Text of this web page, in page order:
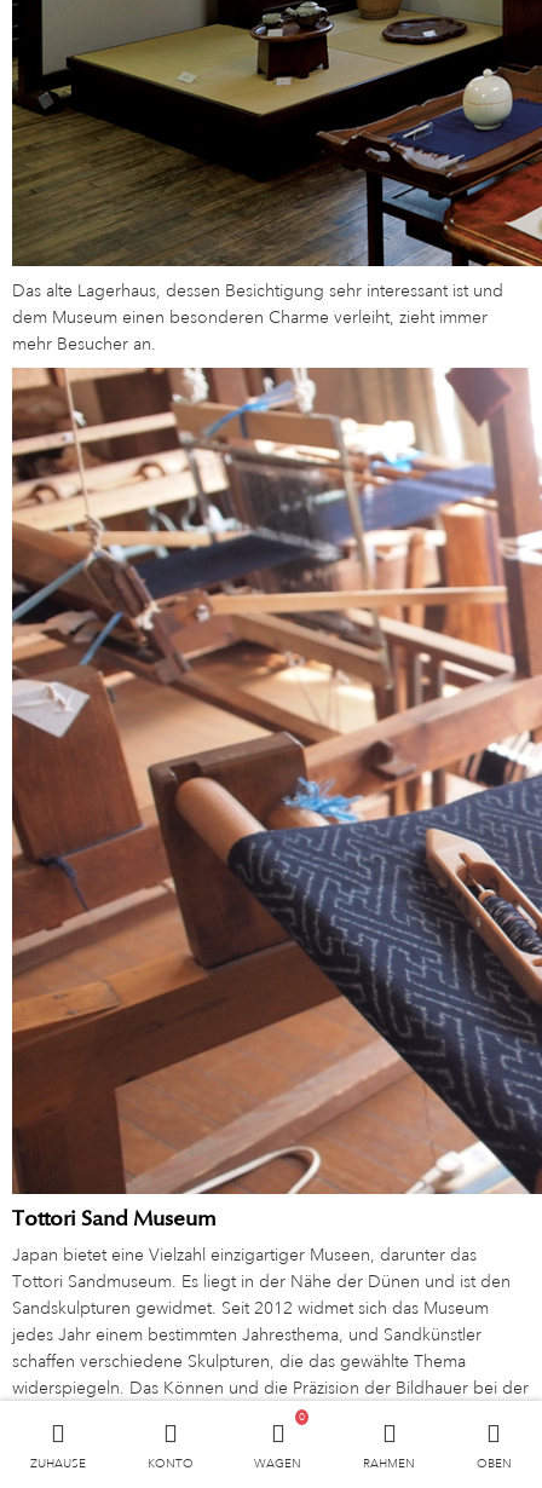
ZUHAUSE KONTO WAGEN
0
RAHMEN OBEN
Das alte Lagerhaus, dessen Besichtigung sehr interessant ist und
dem Museum einen besonderen Charme verleiht, zieht immer
mehr Besucher an.
Tottori Sand Museum
Japan bietet eine Vielzahl einzigartiger Museen, darunter das
Tottori Sandmuseum. Es liegt in der Nähe der Dünen und ist den
Sandskulpturen gewidmet. Seit 2012 widmet sich das Museum
jedes Jahr einem bestimmten Jahresthema, und Sandkünstler
schaffen verschiedene Skulpturen, die das gewählte Thema
widerspiegeln. Das Können und die Präzision der Bildhauer bei der
Schaffung dieser Werke begeistern die Besucher. Ein Besuch lohnt